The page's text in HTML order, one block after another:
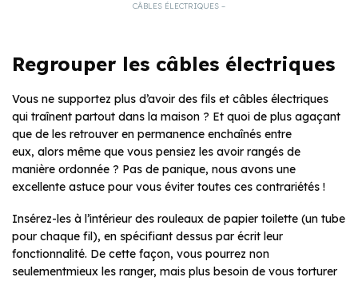
CÂBLES ÉLECTRIQUES –
Regrouper les câbles électriques
Vous ne supportez plus d’avoir des fils et câbles électriques
qui traînent partout dans la maison ? Et quoi de plus agaçant
que de les retrouver en permanence enchaînés entre
eux, alors même que vous pensiez les avoir rangés de
manière ordonnée ? Pas de panique, nous avons une
excellente astuce pour vous éviter toutes ces contrariétés !
Insérez-les à l’intérieur des rouleaux de papier toilette (un tube
pour chaque fil), en spécifiant dessus par écrit leur
fonctionnalité. De cette façon, vous pourrez non
seulementmieux les ranger, mais plus besoin de vous torturer